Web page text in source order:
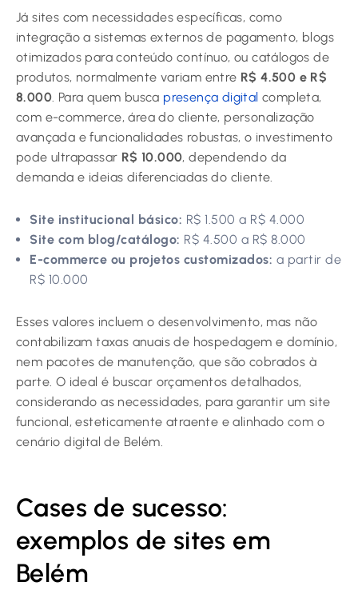
Já sites com necessidades específicas, como
integração a sistemas externos de pagamento, blogs
otimizados para conteúdo contínuo, ou catálogos de
produtos, normalmente variam entre R$ 4.500 e R$
8.000. Para quem busca presença digital completa,
com e-commerce, área do cliente, personalização
avançada e funcionalidades robustas, o investimento
pode ultrapassar R$ 10.000, dependendo da
demanda e ideias diferenciadas do cliente.
Site institucional básico: R$ 1.500 a R$ 4.000
Site com blog/catálogo: R$ 4.500 a R$ 8.000
E-commerce ou projetos customizados: a partir de
R$ 10.000
Esses valores incluem o desenvolvimento, mas não
contabilizam taxas anuais de hospedagem e domínio,
nem pacotes de manutenção, que são cobrados à
parte. O ideal é buscar orçamentos detalhados,
considerando as necessidades, para garantir um site
funcional, esteticamente atraente e alinhado com o
cenário digital de Belém.
Cases de sucesso:
exemplos de sites em
Belém